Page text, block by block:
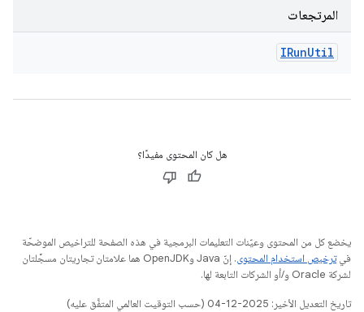
المرتجعات
IRunUtil
هل كان المحتوى مفيدًا؟
يخضع كل من المحتوى وعيّنات التعليمات البرمجية في هذه الصفحة للتراخيص الموضحّة
فيترخيص استخدام المحتوى
. إنّ Java وOpenJDK هما علامتان تجاريتان مسجَّلتان
لشركة Oracle و/أو الشركات التابعة لها.
تاريخ التعديل الأخير: 2025-12-04 (حسب التوقيت العالمي المتفَّق عليه)